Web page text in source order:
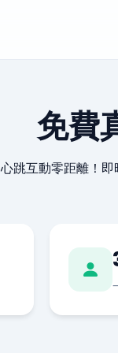
免費
跳互動零距離！